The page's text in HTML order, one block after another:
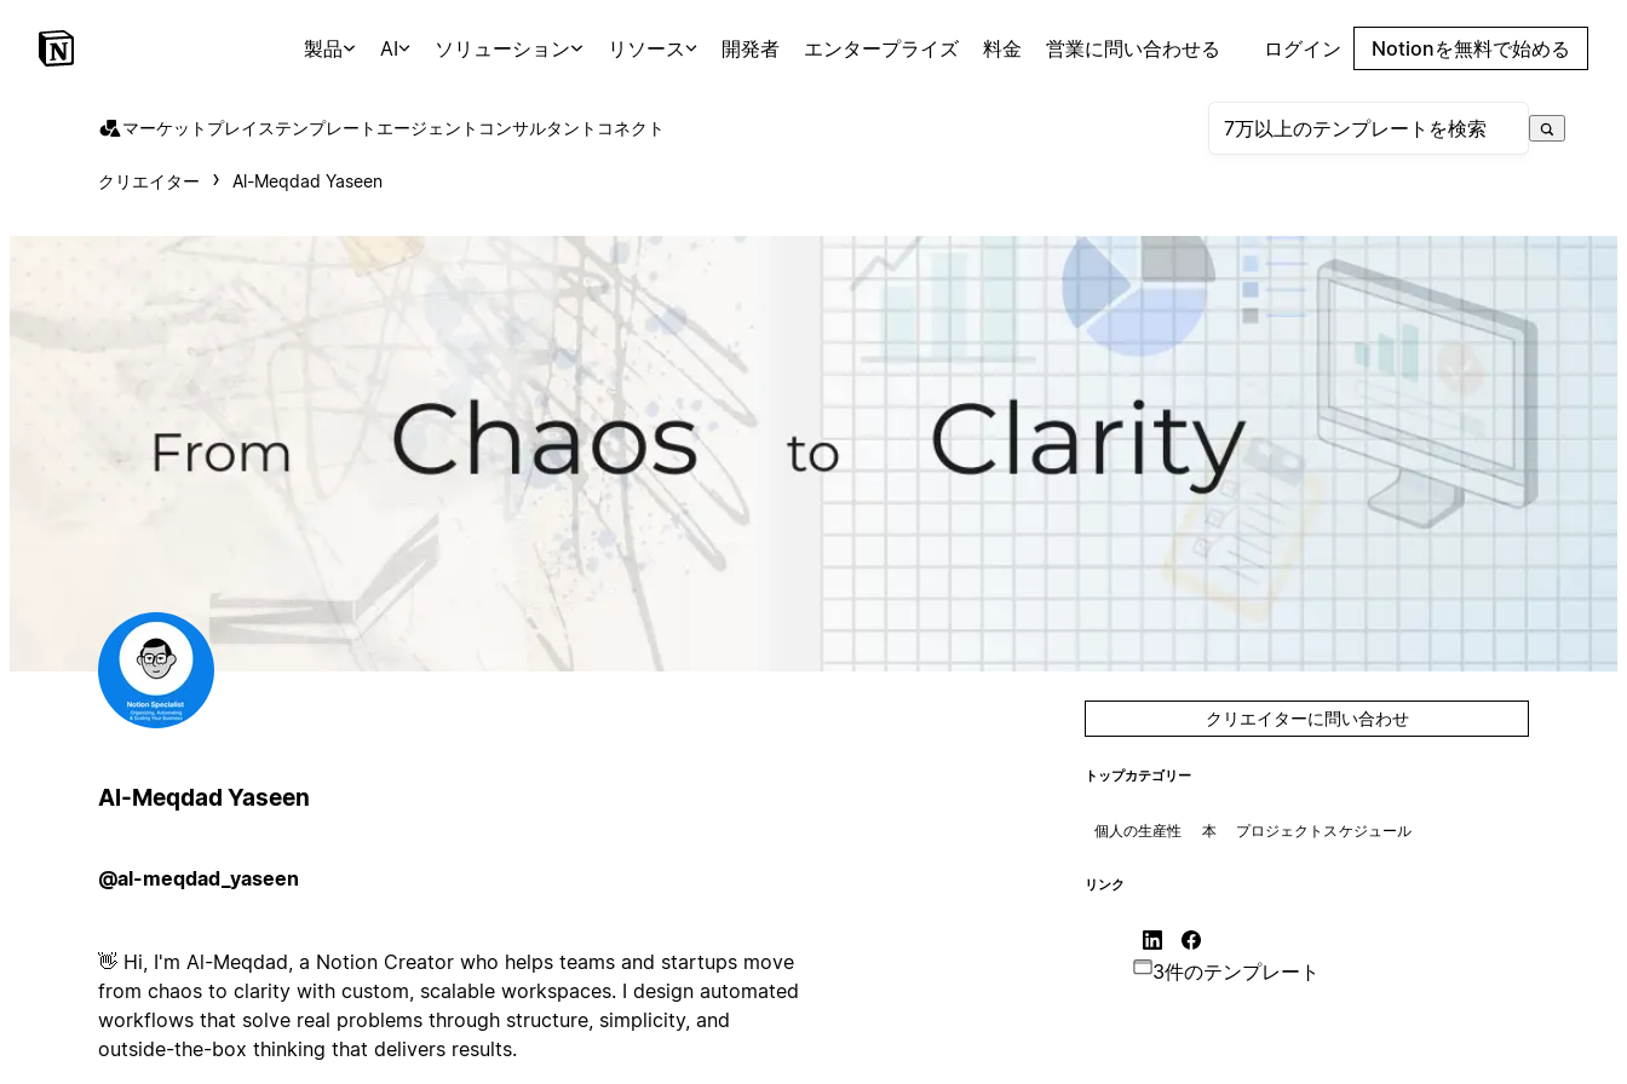
製品 AI ソリューション リソース 開発者 エンタープライズ 料金 営業に問い合わせる ログイン Notionを無料で始める
マーケットプレイステンプレート エージェント コンサルタント コネクト
クリエイター Al-Meqdad Yaseen
Al-Meqdad Yaseen
@al-meqdad_yaseen
👋 Hi, I'm Al-Meqdad, a Notion Creator who helps teams and startups move
from chaos to clarity with custom, scalable workspaces. I design automated
workflows that solve real problems through structure, simplicity, and
outside-the-box thinking that delivers results.
クリエイターに問い合わせ
トップカテゴリー
個人の生産性 本 プロジェクトスケジュール
リンク
3件のテンプレート